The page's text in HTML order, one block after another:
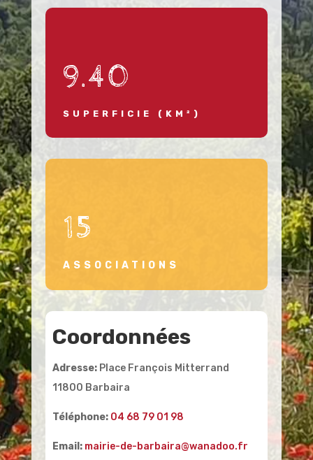
9.40
SUPERFICIE (KM²)
15
ASSOCIATIONS
Coordonnées
Adresse:Place François Mitterrand
11800 Barbaira
Téléphone: 04 68 79 01 98
Email: mairie-de-barbaira@wanadoo.fr